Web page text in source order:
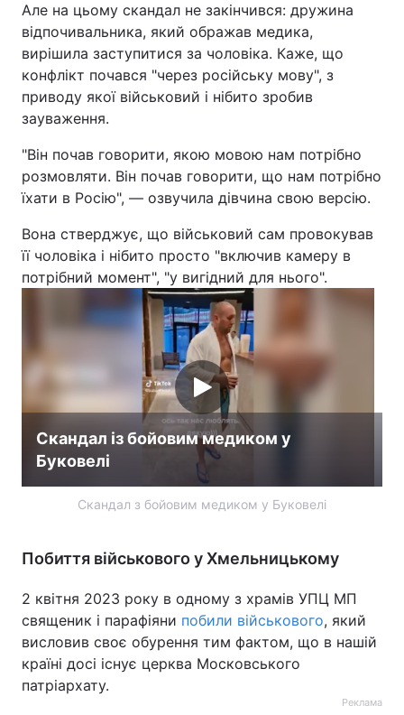
Але на цьому скандал не закінчився: дружина
відпочивальника, який ображав медика,
вирішила заступитися за чоловіка. Каже, що
конфлікт почався "через російську мову", з
приводу якої військовий і нібито зробив
зауваження.
"Він почав говорити, якою мовою нам потрібно
розмовляти. Він почав говорити, що нам потрібно
їхати в Росію", — озвучила дівчина свою версію.
Вона стверджує, що військовий сам провокував
її чоловіка і нібито просто "включив камеру в
потрібний момент", "у вигідний для нього".
Скандал із бойовим медиком у
Буковелі
Скандал з бойовим медиком у Буковелі
Побиття військового у Хмельницькому
2 квітня 2023 року в одному з храмів УПЦ МП
священик і парафіяни побили військового, який
висловив своє обурення тим фактом, що в нашій
країні досі існує церква Московського
патріархату.
Реклама